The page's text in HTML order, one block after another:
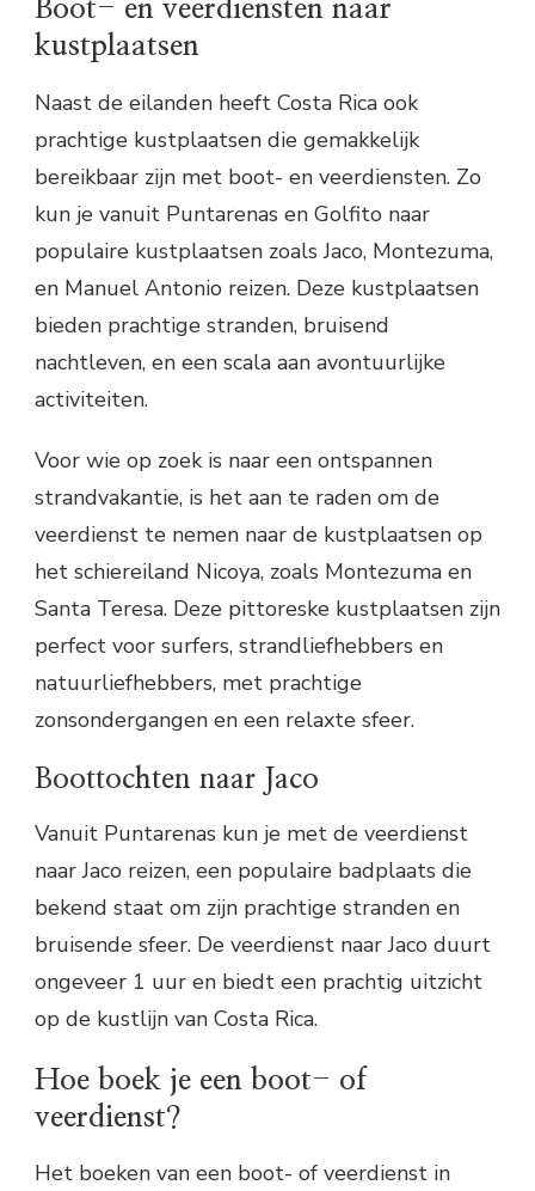
Boot- en veerdiensten naar
kustplaatsen
Naast de eilanden heeft Costa Rica ook
prachtige kustplaatsen die gemakkelijk
bereikbaar zijn met boot- en veerdiensten. Zo
kun je vanuit Puntarenas en Golfito naar
populaire kustplaatsen zoals Jaco, Montezuma,
en Manuel Antonio reizen. Deze kustplaatsen
bieden prachtige stranden, bruisend
nachtleven, en een scala aan avontuurlijke
activiteiten.
Voor wie op zoek is naar een ontspannen
strandvakantie, is het aan te raden om de
veerdienst te nemen naar de kustplaatsen op
het schiereiland Nicoya, zoals Montezuma en
Santa Teresa. Deze pittoreske kustplaatsen zijn
perfect voor surfers, strandliefhebbers en
natuurliefhebbers, met prachtige
zonsondergangen en een relaxte sfeer.
Boottochten naar Jaco
Vanuit Puntarenas kun je met de veerdienst
naar Jaco reizen, een populaire badplaats die
bekend staat om zijn prachtige stranden en
bruisende sfeer. De veerdienst naar Jaco duurt
ongeveer 1 uur en biedt een prachtig uitzicht
op de kustlijn van Costa Rica.
Hoe boek je een boot- of
veerdienst?
Het boeken van een boot- of veerdienst in